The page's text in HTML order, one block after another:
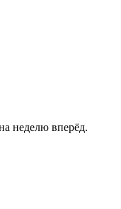
неделю вперёд.